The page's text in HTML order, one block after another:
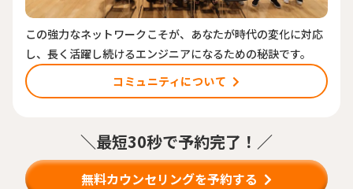
この強力なネットワークこそが、あなたが時代の変化に対応
し、長く活躍し続けるエンジニアになるための秘訣です。
コミュニティについて
＼最短30秒で予約完了！／
無料カウンセリングを予約する